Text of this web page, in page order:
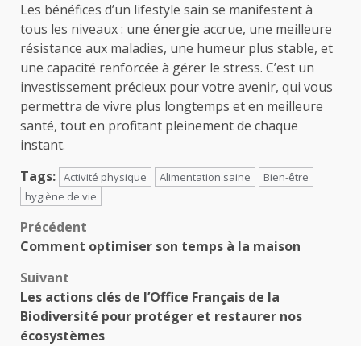
Les bénéfices d’un lifestyle sain se manifestent à
tous les niveaux : une énergie accrue, une meilleure
résistance aux maladies, une humeur plus stable, et
une capacité renforcée à gérer le stress. C’est un
investissement précieux pour votre avenir, qui vous
permettra de vivre plus longtemps et en meilleure
santé, tout en profitant pleinement de chaque
instant.
Tags: Activité physique Alimentation saine
Bien-être
hygiène de vie
Navigation
d’article
Précédent
Comment optimiser son temps à la maison
Suivant
Les actions clés de l’Office Français de la
Biodiversité pour protéger et restaurer nos
écosystèmes